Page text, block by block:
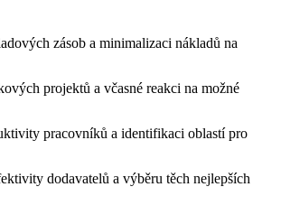
zásob a minimalizaci nákladů na
projektů a včasné reakci na možné
pracovníků a identifikaci oblastí pro
dodavatelů a výběru těch nejlepších